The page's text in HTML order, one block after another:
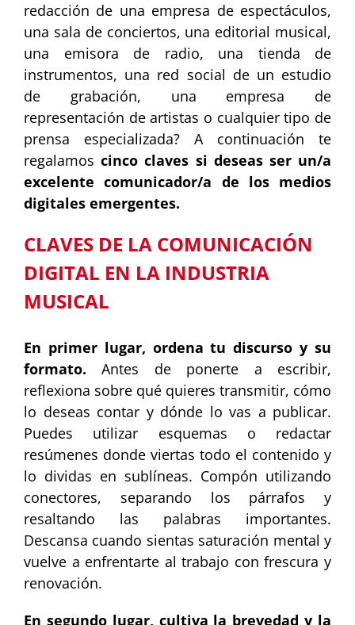
redacción de una empresa de espectáculos,
una sala de conciertos, una editorial musical,
una emisora de radio, una tienda de
instrumentos, una red social de un estudio
de grabación, una empresa de
representación de artistas o cualquier tipo de
prensa especializada? A continuación te
regalamoscinco claves si deseas ser un/a
excelente comunicador/a de los medios
digitales emergentes.
CLAVES DE LA COMUNICACIÓN
DIGITAL EN LA INDUSTRIA
MUSICAL
En primer lugar, ordena tu discurso y su
formato. Antes de ponerte a escribir,
reflexiona sobre qué quieres transmitir, cómo
lo deseas contar y dónde lo vas a publicar.
Puedes utilizar esquemas o redactar
resúmenes donde viertas todo el contenido y
lo dividas en sublíneas. Compón utilizando
conectores, separando los párrafos y
resaltando las palabras importantes.
Descansa cuando sientas saturación mental y
vuelve a enfrentarte al trabajo con frescura y
renovación.
En segundo lugar, cultiva la brevedad y la